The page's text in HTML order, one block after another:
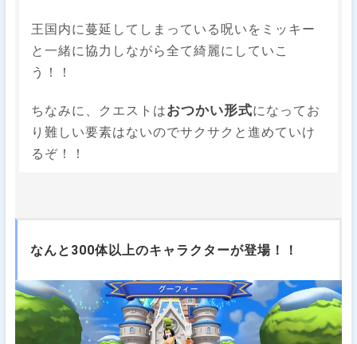
王国内に蔓延してしまっている呪いをミッキー
と一緒に協力しながら全て綺麗にしていこ
う！！
ちなみに、クエストはおつかい形式になってお
り難しい要素はないのでサクサクと進めていけ
るぞ！！
なんと300体以上のキャラクターが登場！！